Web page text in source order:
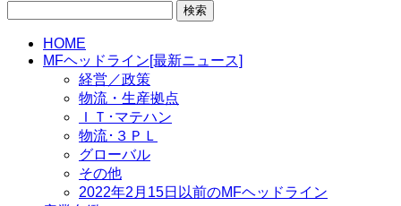
HOME
MFヘッドライン[最新ニュース]
経営／政策
物流・生産拠点
ＩＴ･マテハン
物流･３ＰＬ
グローバル
その他
2022年2月15日以前のMFヘッドライン